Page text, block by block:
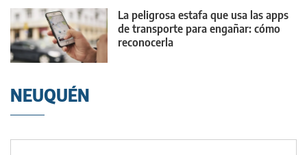
La peligrosa estafa que usa las apps
de transporte para engañar: cómo
reconocerla
NEUQUÉN